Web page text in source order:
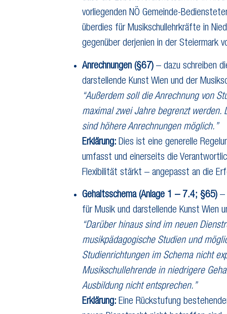
vorliegenden NÖ Gemeinde-
überdies für Musikschullehrkräfte in
gegenüber derjenien in der Steiermark
Anrechnungen (§67) – dazu schreiben
darstellende Kunst Wien und der
“Außerdem soll die Anrechnung von
maximal zwei Jahre begrenzt werden.
sind höhere Anrechnungen möglich.”
Erklärung: Dies ist eine generelle
umfasst und einerseits die
Flexibilität stärkt – angepasst an die
Gehaltsschema (Anlage 1 – 7.4; §65) –
für Musik und darstellende Kunst Wien
“Darüber hinaus sind im neuen
musikpädagogische Studien und
Studienrichtungen im Schema nicht
Musikschullehrende in niedrigere
Ausbildung nicht entsprechen.”
Erklärung: Eine Rückstufung